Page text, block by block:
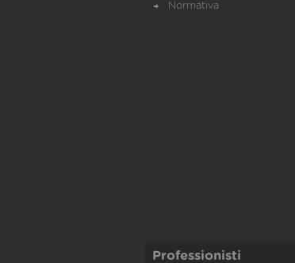
Normativa
Professionisti